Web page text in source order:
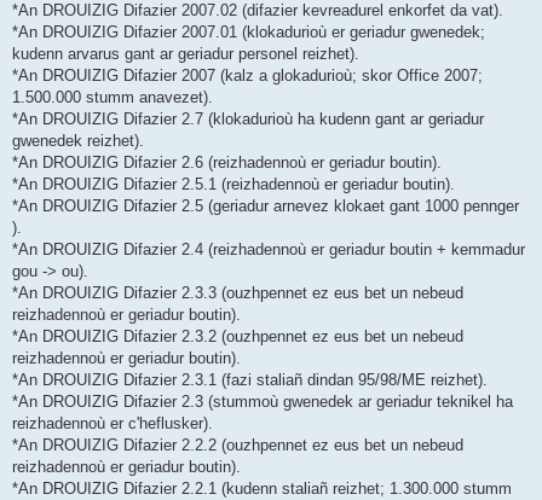
*An DROUIZIG Difazier 2007.02 (difazier kevreadurel enkorfet da vat).
*An DROUIZIG Difazier 2007.01 (klokadurioù er geriadur gwenedek;
kudenn arvarus gant ar geriadur personel reizhet).
*An DROUIZIG Difazier 2007 (kalz a glokadurioù; skor Office 2007;
1.500.000 stumm anavezet).
*An DROUIZIG Difazier 2.7 (klokadurioù ha kudenn gant ar geriadur
gwenedek reizhet).
*An DROUIZIG Difazier 2.6 (reizhadennoù er geriadur boutin).
*An DROUIZIG Difazier 2.5.1 (reizhadennoù er geriadur boutin).
*An DROUIZIG Difazier 2.5 (geriadur arnevez klokaet gant 1000 pennger
).
*An DROUIZIG Difazier 2.4 (reizhadennoù er geriadur boutin + kemmadur
gou -> ou).
*An DROUIZIG Difazier 2.3.3 (ouzhpennet ez eus bet un nebeud
reizhadennoù er geriadur boutin).
*An DROUIZIG Difazier 2.3.2 (ouzhpennet ez eus bet un nebeud
reizhadennoù er geriadur boutin).
*An DROUIZIG Difazier 2.3.1 (fazi staliañ dindan 95/98/ME reizhet).
*An DROUIZIG Difazier 2.3 (stummoù gwenedek ar geriadur teknikel ha
reizhadennoù er c'heflusker).
*An DROUIZIG Difazier 2.2.2 (ouzhpennet ez eus bet un nebeud
reizhadennoù er geriadur boutin).
*An DROUIZIG Difazier 2.2.1 (kudenn staliañ reizhet; 1.300.000 stumm